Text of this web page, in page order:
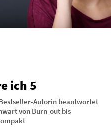
ich 5
Bestseller-Autorin beantwortet
von Burn-out bis